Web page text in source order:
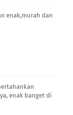
enak,murah dan
enak banget di